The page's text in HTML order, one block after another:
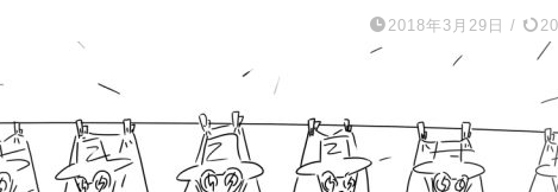
2018年3月29日 /